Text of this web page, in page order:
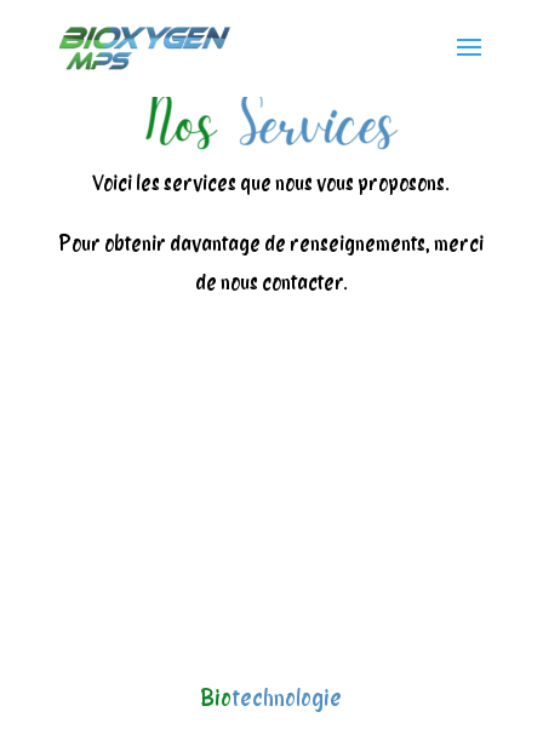
Voici les services que nous vous proposons.
Pour obtenir davantage de renseignements, merci
de nous contacter.
Biotechnologie